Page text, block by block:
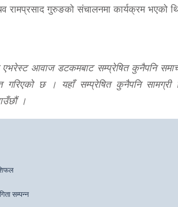
रामप्रसाद गुरुङको संचालनमा कार्यक्रम भएको
आवाज डटकमबाट सम्प्रेषित कुनैपनि
गरिएको छ । यहाँ सम्प्रेषित कुनैपनि
।
सम्पन्न